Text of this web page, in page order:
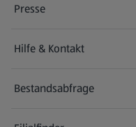
Presse
Hilfe & Kontakt
(öffnet in einem neuen Tab)
Bestandsabfrage
(öffnet in einem neuen Tab)